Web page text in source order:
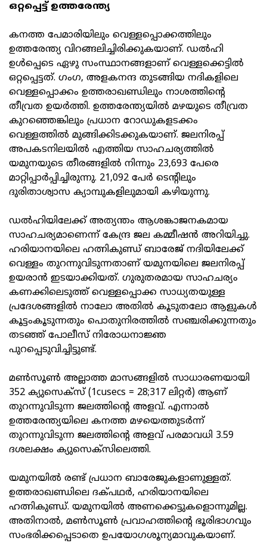
ഒറ്റപ്പെട്ട് ഉത്തരേന്ത്യ
കനത്ത പേമാരിയിലും വെള്ളപ്പൊക്കത്തിലും
ഉത്തരേന്ത്യ വിറങ്ങലിച്ചിരിക്കുകയാണ്. ഡല്‍ഹി
ഉള്‍പ്പെടെ ഏഴു സംസ്ഥാനങ്ങളാണ് വെള്ളക്കെട്ടില്‍
ഒറ്റപ്പെട്ടത്. ഗംഗ, അളകനന്ദ തുടങ്ങിയ നദികളിലെ
വെള്ളപ്പൊക്കം ഉത്തരാഖണ്ഡിലും നാശത്തിന്റെ
തീവ്രത ഉയര്‍ത്തി. ഉത്തരേന്ത്യയില്‍ മഴയുടെ തീവ്രത
കുറഞ്ഞെങ്കിലും പ്രധാന റോഡുകളടക്കം
വെള്ളത്തില്‍ മുങ്ങിക്കിടക്കുകയാണ്. ജലനിരപ്പ്
അപകടനിലയില്‍ എത്തിയ സാഹചര്യത്തില്‍
യമുനയുടെ തീരങ്ങളില്‍ നിന്നും 23,693 പേരെ
മാറ്റിപ്പാര്‍പ്പിച്ചിരുന്നു. 21,092 പേര്‍ ടെന്റിലും
ദുരിതാശ്വാസ ക്യാമ്പുകളിലുമായി കഴിയുന്നു.
ഡല്‍ഹിയിലേക്ക് അത്യന്തം ആശങ്കാജനകമായ
സാഹചര്യമാണെന്ന് കേന്ദ്ര ജല കമ്മീഷന്‍ അറിയിച്ചു.
ഹരിയാനയിലെ ഹത്നികുണ്ഡ് ബാരേജ് നദിയിലേക്ക്
വെള്ളം തുറന്നുവിടുന്നതാണ് യമുനയിലെ ജലനിരപ്പ്
ഉയരാന്‍ ഇടയാക്കിയത്. ഗുരുതരമായ സാഹചര്യം
കണക്കിലെടുത്ത് വെള്ളപ്പൊക്ക സാധ്യതയുള്ള
പ്രദേശങ്ങളില്‍ നാലോ അതില്‍ കൂടുതലോ ആളുകള്‍
കൂട്ടംകൂടുന്നതും പൊതുനിരത്തില്‍ സഞ്ചരിക്കുന്നതും
തടഞ്ഞ് പോലീസ് നിരോധനാജ്ഞ
പുറപ്പെടുവിച്ചിട്ടുണ്ട്.
മണ്‍സൂണ്‍ അല്ലാത്ത മാസങ്ങളില്‍ സാധാരണയായി
352 ക്യുസെക്സ് (1cusecs = 28;317 ലിറ്റര്‍) ആണ്
തുറന്നുവിടുന്ന ജലത്തിന്റെ അളവ്. എന്നാല്‍
ഉത്തരേന്ത്യയിലെ കനത്ത മഴയെത്തുടര്‍ന്ന്
തുറന്നുവിടുന്ന ജലത്തിന്റെ അളവ് പരമാവധി 3.59
ദശലക്ഷം ക്യുസെക്സിലെത്തി.
യമുനയില്‍ രണ്ട് പ്രധാന ബാരേജുകളാണുള്ളത്.
ഉത്തരാഖണ്ഡിലെ ദക്പഥര്‍, ഹരിയാനയിലെ
ഹത്നികുണ്ഡ്. യമുനയില്‍ അണക്കെട്ടുകളൊന്നുമില്ല.
അതിനാല്‍, മണ്‍സൂണ്‍ പ്രവാഹത്തിന്റെ ഭൂരിഭാഗവും
സംഭരിക്കപ്പെടാതെ ഉപയോഗശൂന്യമാവുകയാണ്.